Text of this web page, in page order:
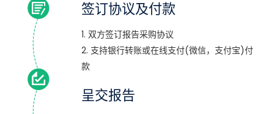
签订协议及付款
1. 双方签订报告采购协议
2. 支持银行转账或在线支付(微信，支付宝)付
款
呈交报告